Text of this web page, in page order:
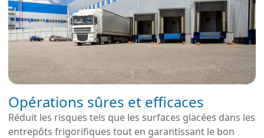
Opérations sûres et efficaces
Réduit les risques tels que les surfaces glacées dans les
entrepôts frigorifiques tout en garantissant le bon